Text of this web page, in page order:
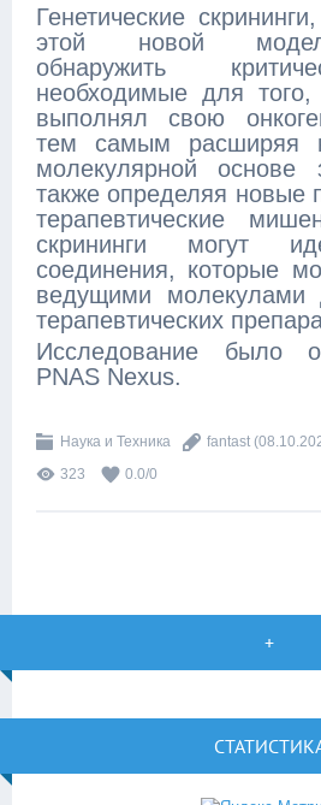
Генетические
этой новой
обнаружить
необходимые для
выполнял свою
тем самым расширяя
молекулярной основе
также определяя новые
терапевтические
скрининги могут
соединения, которые
ведущими молекулами
терапевтических
Исследование было
PNAS Nexus.
Наука и Техника fantast
323
0.0/0
+